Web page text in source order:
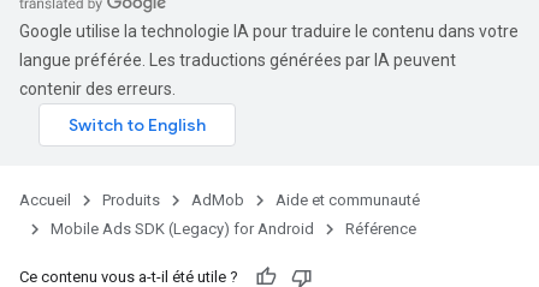
Google utilise la technologie IA pour traduire le contenu dans votre
langue préférée. Les traductions générées par IA peuvent
contenir des erreurs.
Accueil Produits AdMob
Aide et communauté
Mobile Ads SDK (Legacy) for Android
Référence
Ce contenu vous a-t-il été utile ?